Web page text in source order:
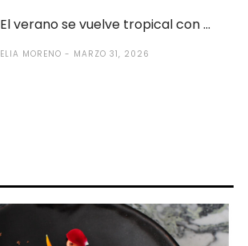
El verano se vuelve tropical con ...
ELIA MORENO MARZO 31, 2026